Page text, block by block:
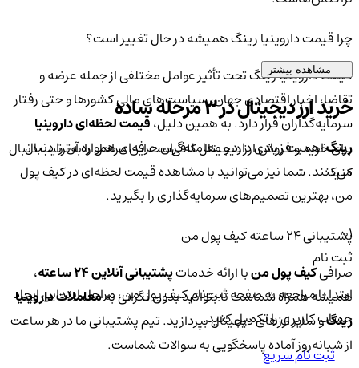
چرا قیمت داروینیا رینگ همیشه در حال تغییر است؟
قیمت داروینیا رینگ تحت تأثیر عوامل مختلفی از جمله عرضه و
تقاضا، اخبار اقتصادی جهان، سیاست‌های مالی کشورها و حتی رفتار
سرمایه‌گذاران قرار دارد. به همین دلیل،قیمت لحظه‌ای داروینیا
رینگاهمیت زیادی دارد و معامله‌گران حرفه‌ای همواره آن را دنبال
می‌کنند. شما نیز می‌توانید با مشاهده قیمت لحظه‌ای در کیف پول
من، بهترین تصمیم‌های سرمایه‌گذاری را بگیرید.
پشتیبانی ۲۴ ساعته کیف پول من
صرافیکیف پول منبا ارائه خدماتپشتیبانی آنلاین ۲۴ ساعته
،
همیشه همراه شماست تا بتوانید بدون نگرانی بهمعاملات داروینیا
رینگو سایر ارزهای دیجیتال بپردازید. تیم پشتیبانی ما در هر ساعت
از شبانه‌روز آماده پاسخگویی به سوالات شماست.
مشاهده بیشتر
خرید ارز دیجیتال در 3 مرحله ساده
برای خرید و فروش ارز دیجیتال کافی‌ست این مراحل را به‌ترتیب دنبال
کنید:
01
ثبت نام
ابتدا با مراجعه به صفحه ثبت‌نام کیف‌ پول من، مراحل ابتدایی ایجاد
حساب کاربری را تکمیل کنید.
ثبت نام سریع